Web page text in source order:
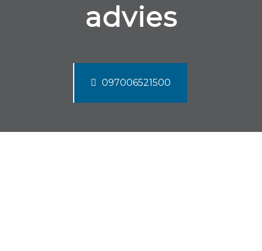
advies
097006521500